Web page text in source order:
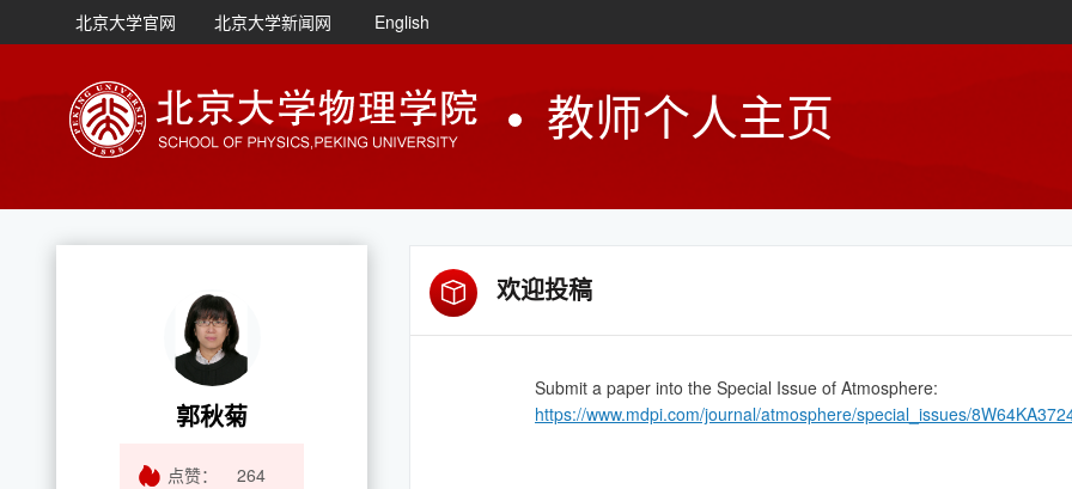
北京大学官网 北京大学新闻网 English
教师个人主页
郭秋菊
点赞： 264
欢迎投稿
Submit a paper into the Special Issue of Atmosphere:
https://www.mdpi.com/journal/atmosphere/special_issues/